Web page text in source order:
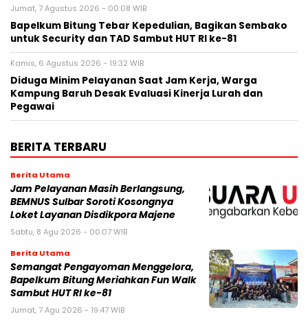
Jumat, 7 Agustus 2026 - 00:08 WIB
Bapelkum Bitung Tebar Kepedulian, Bagikan Sembako
untuk Security dan TAD Sambut HUT RI ke-81
Kamis, 6 Agustus 2026 - 19:32 WIB
Diduga Minim Pelayanan Saat Jam Kerja, Warga
Kampung Baruh Desak Evaluasi Kinerja Lurah dan
Pegawai
BERITA TERBARU
Berita Utama
Jam Pelayanan Masih Berlangsung,
BEMNUS Sulbar Soroti Kosongnya
Loket Layanan Disdikpora Majene
Sabtu, 8 Agu 2026 - 00:07 WIB
Berita Utama
Semangat Pengayoman Menggelora,
Bapelkum Bitung Meriahkan Fun Walk
Sambut HUT RI ke-81
Jumat, 7 Agu 2026 - 19:47 WIB